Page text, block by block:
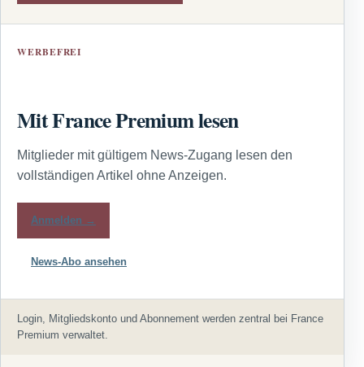
WERBEFREI
Mit France Premium lesen
Mitglieder mit gültigem News-Zugang lesen den
vollständigen Artikel ohne Anzeigen.
Anmelden →
News-Abo ansehen
Login, Mitgliedskonto und Abonnement werden zentral bei France
Premium verwaltet.